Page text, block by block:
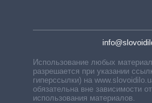
Использование любых
разрешается при указании
гиперссылки) на
обязательна вне зависимости
использования материалов.